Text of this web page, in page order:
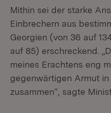
Mithin sei der starke
Einbrechern aus
Georgien (von 36 auf
auf 85) erschreckend.
meines Erachtens eng
gegenwärtigen Armut
zusammen“, sagte